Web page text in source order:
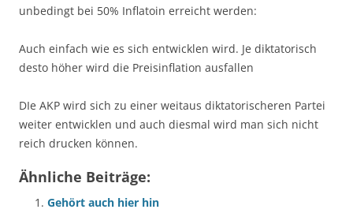
unbedingt bei 50% Inflatoin erreicht werden:
Auch einfach wie es sich entwicklen wird. Je diktatorisch
desto höher wird die Preisinflation ausfallen
DIe AKP wird sich zu einer weitaus diktatorischeren Partei
weiter entwicklen und auch diesmal wird man sich nicht
reich drucken können.
Ähnliche Beiträge:
Gehört auch hier hin